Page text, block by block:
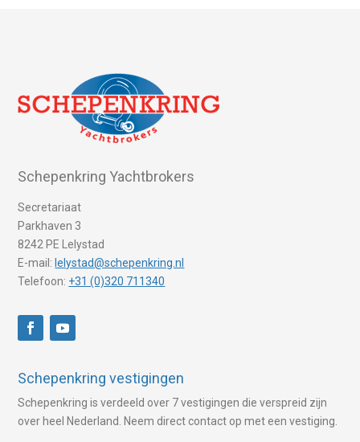
Schepenkring Yachtbrokers
Secretariaat
Parkhaven 3
8242 PE Lelystad
E-mail: lelystad@schepenkring.nl
Telefoon: +31 (0)320 711340
Schepenkring vestigingen
Schepenkring is verdeeld over 7 vestigingen die verspreid zijn
over heel Nederland. Neem direct contact op met een vestiging.